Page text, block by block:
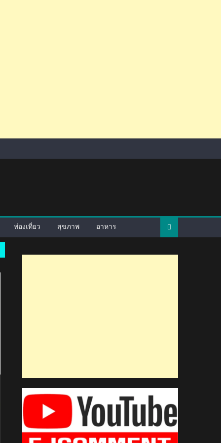
ท่องเที่ยว สุขภาพ อาหาร